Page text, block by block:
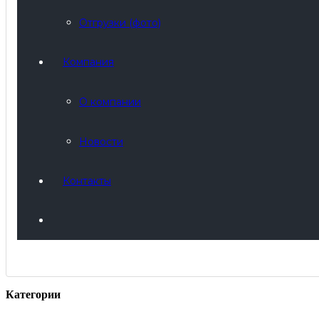
Отгрузки (фото)
Компания
О компании
Новости
Контакты
Категории